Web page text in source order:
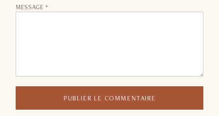
MESSAGE *
PUBLIER LE COMMENTAIRE